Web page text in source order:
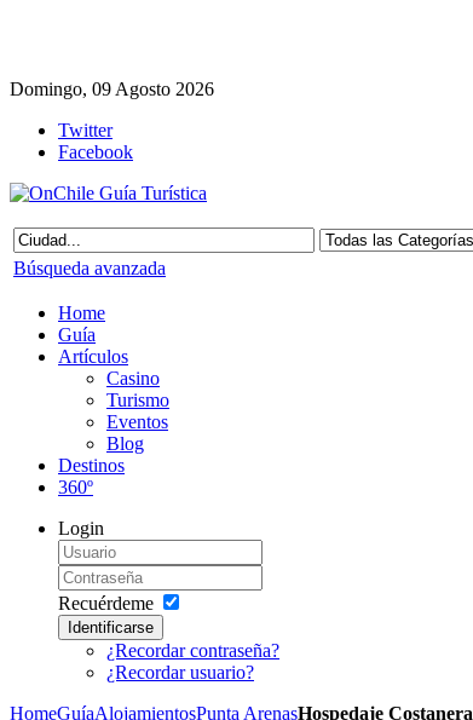
Domingo, 09 Agosto 2026
Twitter
Facebook
Búsqueda avanzada
Home
Guía
Artículos
Casino
Turismo
Eventos
Blog
Destinos
360º
Login
Recuérdeme
Identificarse
¿Recordar contraseña?
¿Recordar usuario?
HomeGuíaAlojamientosPunta ArenasHospedaje Costanera